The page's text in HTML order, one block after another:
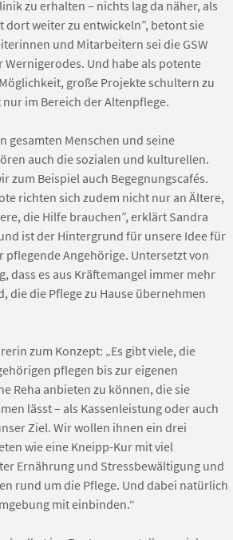
zu erhalten – nichts lag da näher, als
dort weiter zu entwickeln”, betont sie
und Mitarbeitern sei die GSW
Und habe als potente
große Projekte schultern zu
im Bereich der Altenpflege.
gesamten Menschen und seine
auch die sozialen und kulturellen.
zum Beispiel auch Begegnungscafés.
richten sich zudem nicht nur an Ältere,
die Hilfe brauchen”, erklärt Sandra
ist der Hintergrund für unsere Idee für
pflegende Angehörige. Untersetzt von
dass es aus Kräftemangel immer mehr
die die Pflege zu Hause übernehmen
zum Konzept: „Es gibt viele, die
pflegen bis zur eigenen
Reha anbieten zu können, die sie
lässt – als Kassenleistung oder auch
Ziel. Wir wollen ihnen ein drei
wie eine Kneipp-Kur mit viel
Ernährung und Stressbewältigung und
rund um die Pflege. Und dabei natürlich
mit einbinden.“